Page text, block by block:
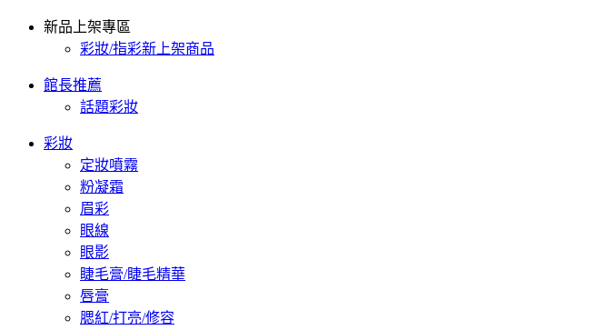
新品上架專區
彩妝/指彩新上架商品
館長推薦
話題彩妝
彩妝
定妝噴霧
粉凝霜
眉彩
眼線
眼影
睫毛膏/睫毛精華
唇膏
腮紅/打亮/修容